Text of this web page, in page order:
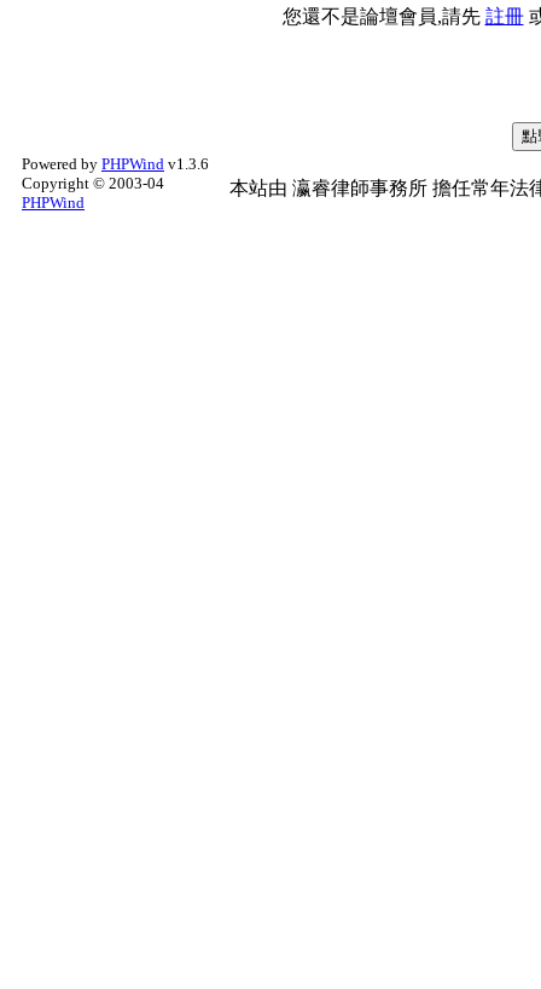
您還不是論壇會員,請先 註冊
Powered by PHPWind v1.3.6
Copyright © 2003-04
PHPWind
本站由 瀛睿律師事務所 擔任常年法